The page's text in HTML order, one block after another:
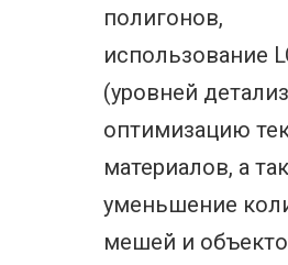
полигонов,
использование
(уровней
оптимизацию
материалов, а
уменьшение
мешей и